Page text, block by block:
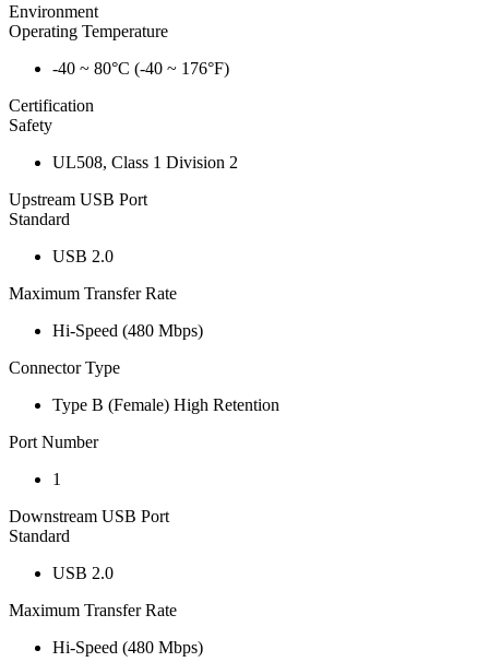
Environment
Operating Temperature
-40 ~ 80°C (-40 ~ 176°F)
Certification
Safety
UL508, Class 1 Division 2
Upstream USB Port
Standard
USB 2.0
Maximum Transfer Rate
Hi-Speed (480 Mbps)
Connector Type
Type B (Female) High Retention
Port Number
1
Downstream USB Port
Standard
USB 2.0
Maximum Transfer Rate
Hi-Speed (480 Mbps)